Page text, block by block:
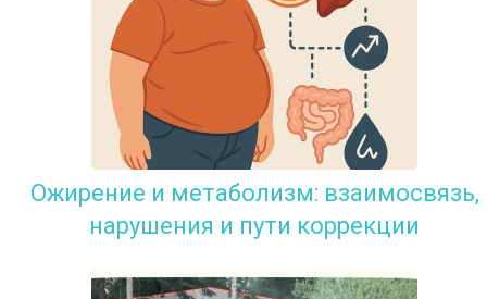
Ожирение и метаболизм: взаимосвязь,
нарушения и пути коррекции